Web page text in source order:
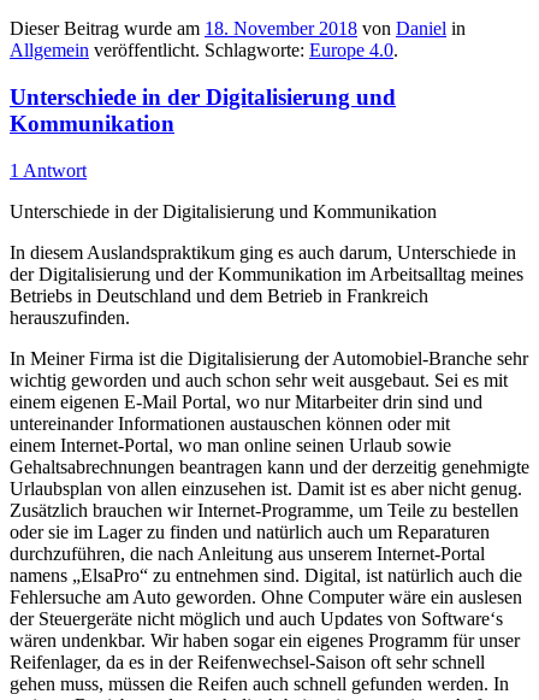
Dieser Beitrag wurde am 18. November 2018 von Daniel in
Allgemein veröffentlicht. Schlagworte: Europe 4.0.
Unterschiede in der Digitalisierung und
Kommunikation
1 Antwort
Unterschiede in der Digitalisierung und Kommunikation
In diesem Auslandspraktikum ging es auch darum, Unterschiede in
der Digitalisierung und der Kommunikation im Arbeitsalltag meines
Betriebs in Deutschland und dem Betrieb in Frankreich
herauszufinden.
In Meiner Firma ist die Digitalisierung der Automobiel-Branche sehr
wichtig geworden und auch schon sehr weit ausgebaut. Sei es mit
einem eigenen E-Mail Portal, wo nur Mitarbeiter drin sind und
untereinander Informationen austauschen können oder mit
einem Internet-Portal, wo man online seinen Urlaub sowie
Gehaltsabrechnungen beantragen kann und der derzeitig genehmigte
Urlaubsplan von allen einzusehen ist. Damit ist es aber nicht genug.
Zusätzlich brauchen wir Internet-Programme, um Teile zu bestellen
oder sie im Lager zu finden und natürlich auch um Reparaturen
durchzuführen, die nach Anleitung aus unserem Internet-Portal
namens „ElsaPro“ zu entnehmen sind. Digital, ist natürlich auch die
Fehlersuche am Auto geworden. Ohne Computer wäre ein auslesen
der Steuergeräte nicht möglich und auch Updates von Software‘s
wären undenkbar. Wir haben sogar ein eigenes Programm für unser
Reifenlager, da es in der Reifenwechsel-Saison oft sehr schnell
gehen muss, müssen die Reifen auch schnell gefunden werden. In